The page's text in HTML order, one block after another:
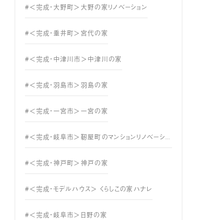
#＜完成・大野町＞大野の家リノベーション
#＜完成・垂井町＞宮代の家
#＜完成・中津川市＞中津川の家
#＜完成・羽島市＞羽島の家
#＜完成・一宮市＞一宮の家
#＜完成・岐阜市＞靭屋町のマンションリノベーション
#＜完成・神戸町＞神戸の家
#＜完成・モデルハウス＞ くらしこの家ハナレ
#＜完成・岐阜市＞日野の家